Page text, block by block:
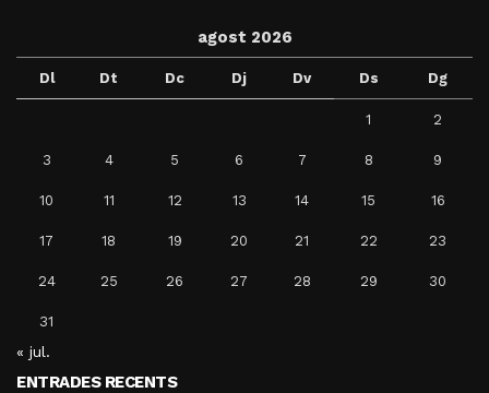
agost 2026
Dl Dt Dc Dj Dv Ds Dg
1 2
3 4 5 6 7 8 9
10 11 12 13 14 15 16
17 18 19 20 21 22 23
24 25 26 27 28 29 30
31
« jul.
ENTRADES RECENTS